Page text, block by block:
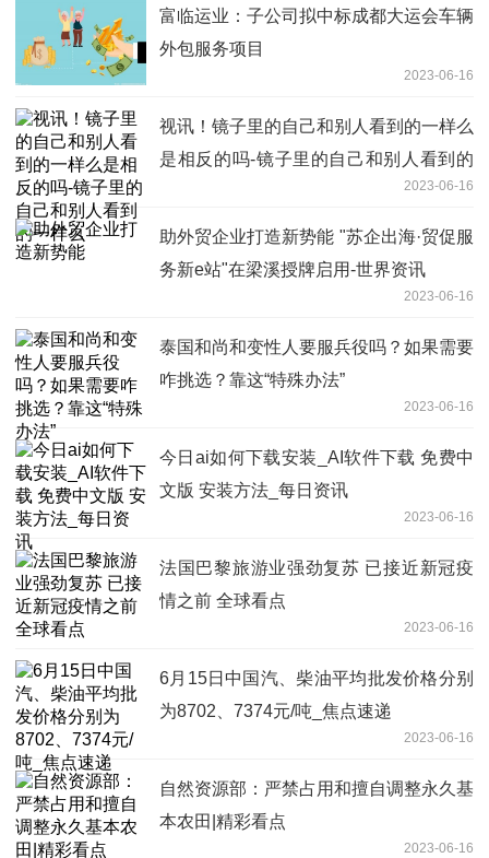
富临运业：子公司拟中标成都大运会车辆
外包服务项目
2023-06-16
视讯！镜子里的自己和别人看到的一样么
是相反的吗-镜子里的自己和别人看到的
2023-06-16
助外贸企业打造新势能 "苏企出海·贸促服
务新e站"在梁溪授牌启用-世界资讯
2023-06-16
泰国和尚和变性人要服兵役吗？如果需要
咋挑选？靠这“特殊办法”
2023-06-16
今日ai如何下载安装_AI软件下载 免费中
文版 安装方法_每日资讯
2023-06-16
法国巴黎旅游业强劲复苏 已接近新冠疫
情之前 全球看点
2023-06-16
6月15日中国汽、柴油平均批发价格分别
为8702、7374元/吨_焦点速递
2023-06-16
自然资源部：严禁占用和擅自调整永久基
本农田|精彩看点
2023-06-16